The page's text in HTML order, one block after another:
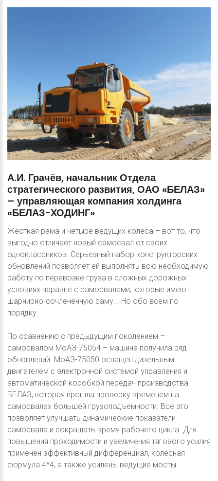
А.И. Грачёв, начальникОтдела
стратегического развития,ОАО «БЕЛАЗ»
– управляющая компания холдинга
«БЕЛАЗ-ХОДИНГ»
Жесткая рама и четыре ведущих колеса – вот то, что
выгодно отличает новый самосвал от своих
одноклассников. Серьезный набор конструкторских
обновлений позволяет ей выполнять всю необходимую
работу по перевозке груза в сложных дорожных
условиях наравне с самосвалами, которые имеют
шарнирно-сочлененную раму... Но обо всем по
порядку.
По сравнению с предыдущим поколением –
самосвалом МоАЗ-75054 – машина получила ряд
обновлений. МоАЗ-75050 оснащен дизельным
двигателем с электронной системой управления и
автоматической коробкой передач производства
БЕЛАЗ, которая прошла проверку временем на
самосвалах большей грузоподъемности. Все это
позволяет улучшать динамические показатели
самосвала и сокращать время рабочего цикла. Для
повышения проходимости и увеличения тягового усилия
применен эффективный дифференциал, колесная
формула 4*4, а также усилены ведущие мосты.